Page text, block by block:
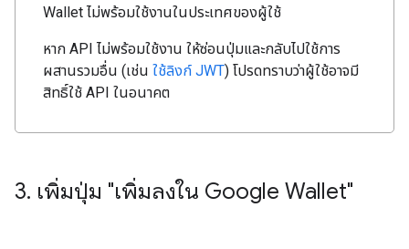
Wallet ไม่พร้อมใช้งานในประเทศของผู้ใช้
หาก API ไม่พร้อมใช้งาน ให้ซ่อนปุ่มและกลับไปใช้การ
ผสานรวมอื่น (เช่น ใช้ลิงก์ JWT) โปรดทราบว่าผู้ใช้อาจมี
สิทธิ์ใช้ API ในอนาคต
3. เพิ่มปุ่ม "เพิ่มลงใน Google Wallet"